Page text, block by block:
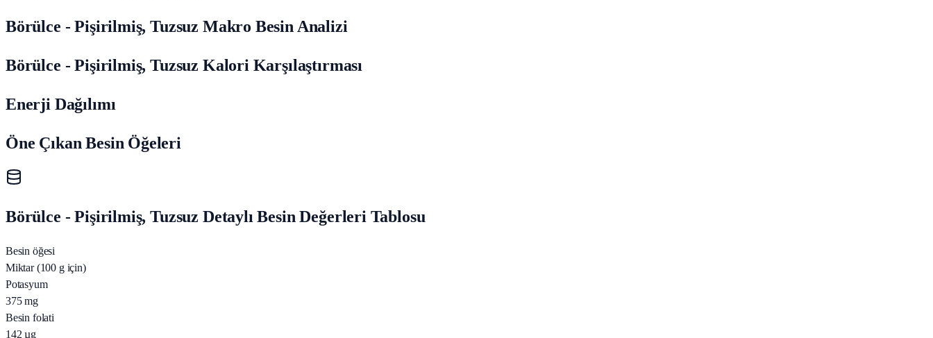
Börülce - Pişirilmiş, Tuzsuz Makro Besin Analizi
Börülce - Pişirilmiş, Tuzsuz Kalori Karşılaştırması
Enerji Dağılımı
Öne Çıkan Besin Öğeleri
Börülce - Pişirilmiş, Tuzsuz Detaylı Besin Değerleri Tablosu
Besin öğesi
Miktar (100 g için)
Potasyum
375 mg
Besin folati
142 µg